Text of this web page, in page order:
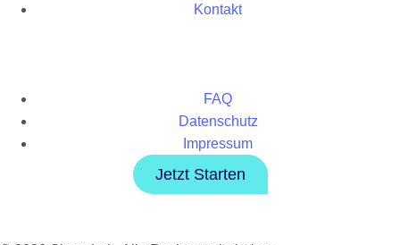
Kontakt
FAQ
Datenschutz
Impressum
Jetzt Starten